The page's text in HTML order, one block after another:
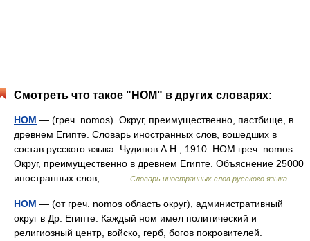
Смотреть что такое "НОМ" в других словарях:
НОМ — (греч. nomos). Округ, преимущественно, пастбище, в
древнем Египте. Словарь иностранных слов, вошедших в
состав русского языка. Чудинов А.Н., 1910. НОМ греч. nomos.
Округ, преимущественно в древнем Египте. Объяснение 25000
иностранных слов,… …
Словарь иностранных слов русского языка
НОМ — (от греч. nomos область округ), административный
округ в Др. Египте. Каждый ном имел политический и
религиозный центр, войско, герб, богов покровителей.